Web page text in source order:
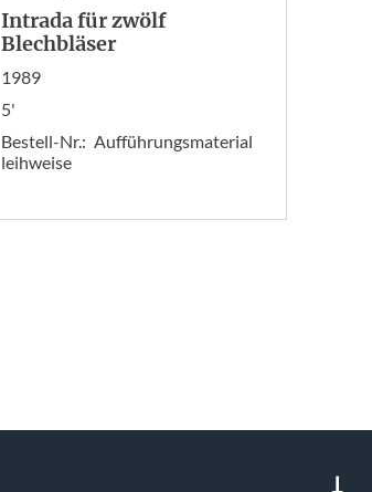
Intrada für zwölf
Blechbläser
1989
5'
Bestell-Nr.: Aufführungsmaterial
leihweise